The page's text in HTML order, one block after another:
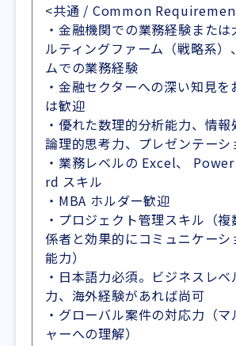
<共通 / Common
・金融機関での業務経験また
ルティングファーム（戦略系）
ムでの業務経験
・金融セクターへの深い知見
は歓迎
・優れた数理的分析能力、情報
論理的思考力、プレゼンテーシ
・業務レベルの Excel、
rd スキル
・MBA ホルダー歓迎
・プロジェクト管理スキル（
係者と効果的にコミュニケーシ
能力）
・日本語力必須。ビジネスレ
力、海外経験があれば尚可
・グローバル案件の対応力（
ャーへの理解）